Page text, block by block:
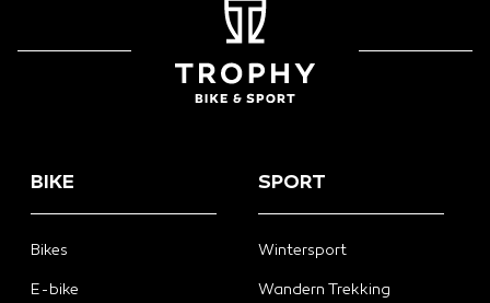
BIKE
Bikes
E-bike
SPORT
Wintersport
Wandern Trekking